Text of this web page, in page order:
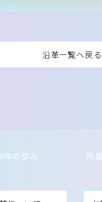
沿革一覧へ戻
年の歩み